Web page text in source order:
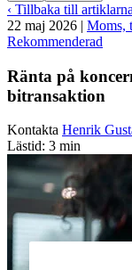
‹ Tillbaka till artiklarna
22 maj 2026 | Moms,
Rekommenderad
Ränta på
bitransaktion
Kontakta Henrik
Lästid: 3 min